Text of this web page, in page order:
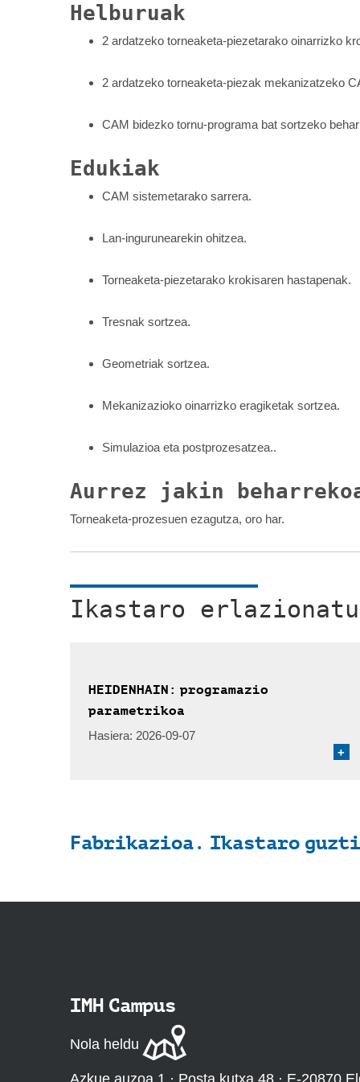
Helburuak
2 ardatzeko torneaketa-piezetarako oinarrizko
2 ardatzeko torneaketa-piezak mekanizatzeko
CAM bidezko tornu-programa bat sortzeko
Edukiak
CAM sistemetarako sarrera.
Lan-ingurunearekin ohitzea.
Torneaketa-piezetarako krokisaren hastapenak.
Tresnak sortzea.
Geometriak sortzea.
Mekanizazioko oinarrizko eragiketak sortzea.
Simulazioa eta postprozesatzea..
Aurrez jakin
Torneaketa-prozesuen ezagutza, oro har.
Ikastaro
HEIDENHAIN: programazio
parametrikoa
Hasiera: 2026-09-07
+
Fabrikazioa. Ikastaro
IMH Campus
Nola heldu
Azkue auzoa 1 · Posta kutxa 48 · E-20870